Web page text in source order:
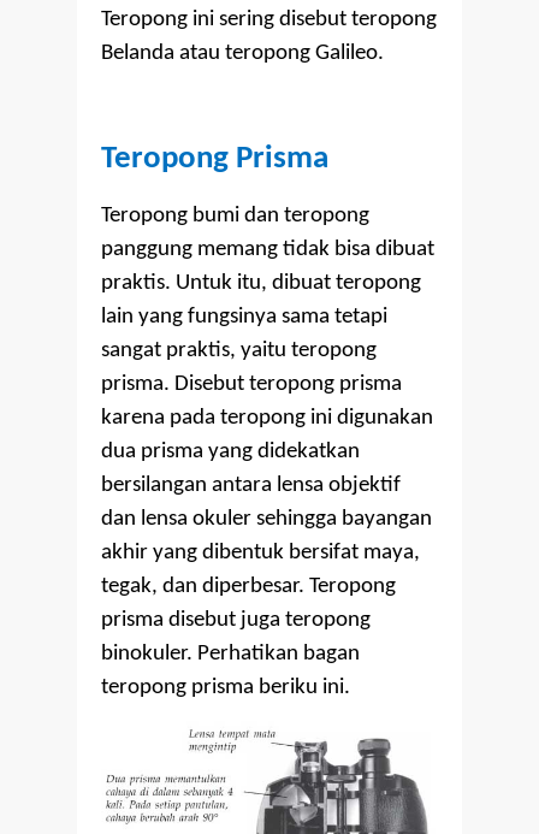
Teropong ini sering disebut teropong
Belanda atau teropong Galileo.
Teropong Prisma
Teropong bumi dan teropong
panggung memang tidak bisa dibuat
praktis. Untuk itu, dibuat teropong
lain yang fungsinya sama tetapi
sangat praktis, yaitu teropong
prisma. Disebut teropong prisma
karena pada teropong ini digunakan
dua prisma yang didekatkan
bersilangan antara lensa objektif
dan lensa okuler sehingga bayangan
akhir yang dibentuk bersifat maya,
tegak, dan diperbesar. Teropong
prisma disebut juga teropong
binokuler. Perhatikan bagan
teropong prisma beriku ini.